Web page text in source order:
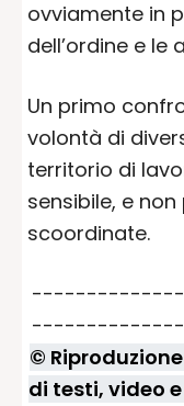
ovviamente in
dell’ordine e le
Un primo
volontà di
territorio di
sensibile, e
scoordinate.
©
di testi, video